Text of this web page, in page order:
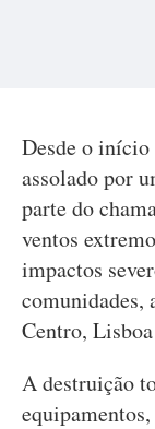
Desde o
assolado por
parte do
ventos
impactos
comunidades,
Centro,
A destruição